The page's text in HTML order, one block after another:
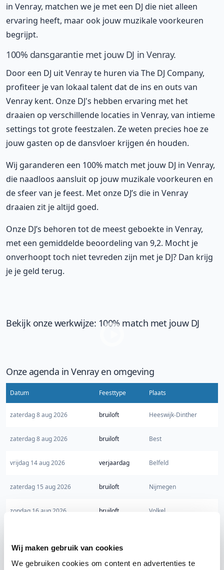
Wij maken gebruik van cookies
We gebruiken cookies om content en advertenties te
in Venray, matchen we je met een DJ die niet alleen
ervaring heeft, maar ook jouw muzikale voorkeuren
begrijpt.
100% dansgarantie met jouw DJ in Venray.
Door een DJ uit Venray te huren via The DJ Company,
profiteer je van lokaal talent dat de ins en outs van
Venray kent. Onze DJ's hebben ervaring met het
draaien op verschillende locaties in Venray, van intieme
settings tot grote feestzalen. Ze weten precies hoe ze
jouw gasten op de dansvloer krijgen én houden.
Wij garanderen een 100% match met jouw DJ in Venray,
die naadloos aansluit op jouw muzikale voorkeuren en
de sfeer van je feest. Met onze DJ’s die in Venray
draaien zit je altijd goed.
Onze DJ’s behoren tot de meest geboekte in Venray,
met een gemiddelde beoordeling van 9,2. Mocht je
onverhoopt toch niet tevreden zijn met je DJ? Dan krijg
je je geld terug.
Bekijk onze werkwijze: 100% match met jouw DJ
Onze agenda in Venray en omgeving
Datum Feesttype Plaats
zaterdag 8 aug 2026 bruiloft Heeswijk-Dinther
zaterdag 8 aug 2026 bruiloft Best
vrijdag 14 aug 2026 verjaardag Belfeld
zaterdag 15 aug 2026 bruiloft Nijmegen
zondag 16 aug 2026 bruiloft Volkel
vrijdag 21 aug 2026 Baarlo